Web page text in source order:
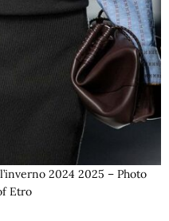
2024 2025 – Photo
Etro